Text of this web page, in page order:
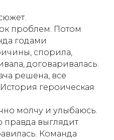
проблем. Потом
годами
спорила,
договаривалась.
решена, все
героическая.
молчу и улыбаюсь.
правда выглядит
Команда